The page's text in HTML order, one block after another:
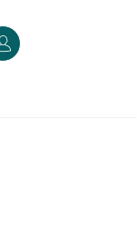
Accedi o registrati